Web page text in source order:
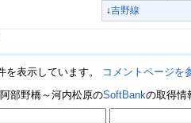
↓吉野線
を表示しています。
コメントページを
部野橋～河内松原のSoftBankの取得情